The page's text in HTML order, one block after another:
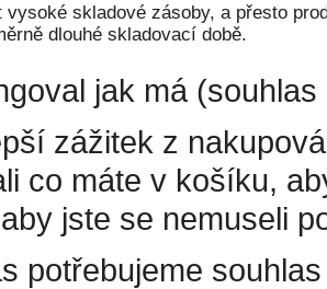
vysoké skladové zásoby, a přesto
dlouhé skladovací době.
jak má
zážitek z
co máte v košíku,
jste se nemuseli
potřebujeme